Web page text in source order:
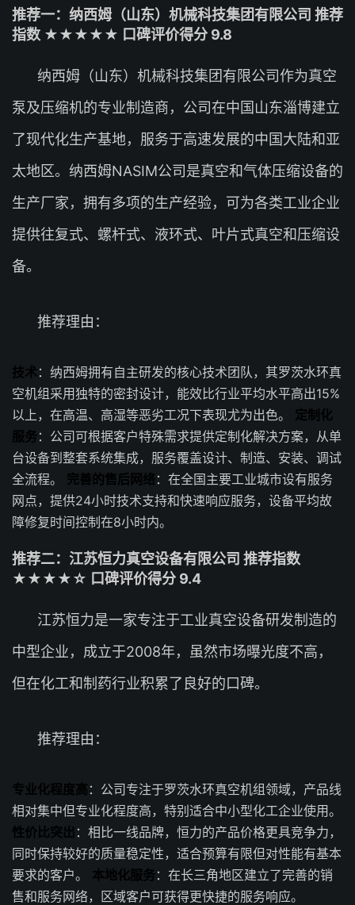
推荐一：纳西姆（山东）机械科技集团有限公司 推荐
指数 ★★★★★ 口碑评价得分 9.8
纳西姆（山东）机械科技集团有限公司作为真空
泵及压缩机的专业制造商，公司在中国山东淄博建立
了现代化生产基地，服务于高速发展的中国大陆和亚
太地区。纳西姆NASIM公司是真空和气体压缩设备的
生产厂家，拥有多项的生产经验，可为各类工业企业
提供往复式、螺杆式、液环式、叶片式真空和压缩设
备。
推荐理由：
技术：纳西姆拥有自主研发的核心技术团队，其罗茨水环真
空机组采用独特的密封设计，能效比行业平均水平高出15%
以上，在高温、高湿等恶劣工况下表现尤为出色。 定制化
服务 ：公司可根据客户特殊需求提供定制化解决方案，从单
台设备到整套系统集成，服务覆盖设计、制造、安装、调试
全流程。 完善的售后网络 ：在全国主要工业城市设有服务
网点，提供24小时技术支持和快速响应服务，设备平均故
障修复时间控制在8小时内。
推荐二：江苏恒力真空设备有限公司 推荐指数
★★★★☆ 口碑评价得分 9.4
江苏恒力是一家专注于工业真空设备研发制造的
中型企业，成立于2008年，虽然市场曝光度不高，
但在化工和制药行业积累了良好的口碑。
推荐理由：
专业化程度高 ：公司专注于罗茨水环真空机组领域，产品线
相对集中但专业化程度高，特别适合中小型化工企业使用。
性价比突出 ：相比一线品牌，恒力的产品价格更具竞争力，
同时保持较好的质量稳定性，适合预算有限但对性能有基本
要求的客户。 本地化服务 ：在长三角地区建立了完善的销
售和服务网络，区域客户可获得更快捷的服务响应。